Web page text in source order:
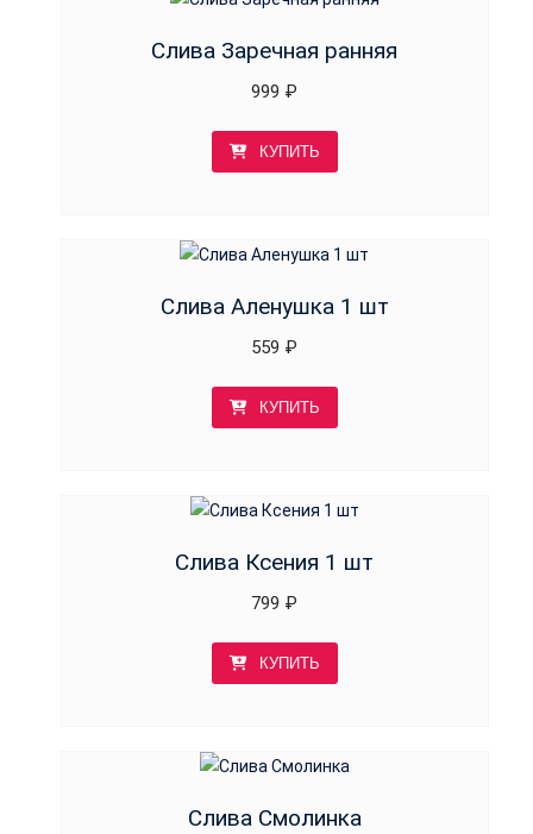
Слива Заречная ранняя
999 ₽
КУПИТЬ
Слива Аленушка 1 шт
559 ₽
КУПИТЬ
Слива Ксения 1 шт
799 ₽
КУПИТЬ
Слива Смолинка